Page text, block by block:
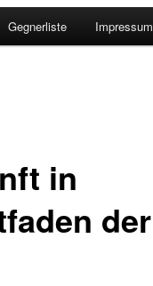
Gegnerliste Impressum
in
der